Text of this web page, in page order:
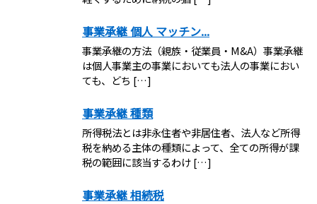
事業承継 個人 マッチン...
事業承継の方法（親族・従業員・M&A）事業承継
は個人事業主の事業においても法人の事業におい
ても、どち […]
事業承継 種類
所得税法とは非永住者や非居住者、法人など所得
税を納める主体の種類によって、全ての所得が課
税の範囲に該当するわけ […]
事業承継 相続税